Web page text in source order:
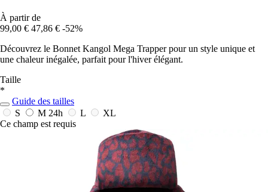
À partir de
99,00 € 47,86 € -52%
Découvrez le Bonnet Kangol Mega Trapper pour un style unique et
une chaleur inégalée, parfait pour l'hiver élégant.
Taille
*
Guide des tailles
S
M 24h L
XL
Ce champ est requis